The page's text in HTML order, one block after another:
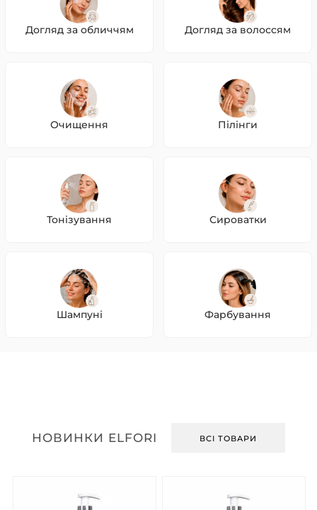
Догляд за обличчям Догляд за волоссям
Очищення Пілінги
Тонізування Сироватки
Шампуні Фарбування
НОВИНКИ ELFORI ВСІ ТОВАРИ